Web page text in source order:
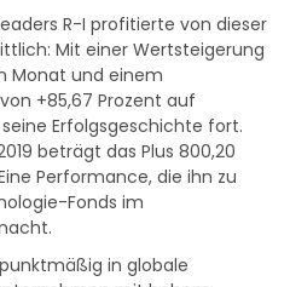
R-I profitierte von dieser
Mit einer Wertsteigerung
Monat und einem
+85,67 Prozent auf
Erfolgsgeschichte fort.
beträgt das Plus 800,20
Performance, die ihn zu
Fonds im
in globale